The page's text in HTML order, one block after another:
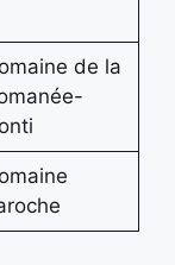
de la